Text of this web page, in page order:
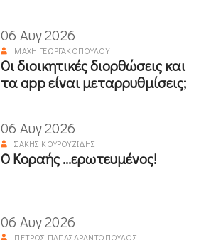
06 Αυγ 2026
ΜΆΧΗ ΓΕΩΡΓΑΚΟΠΟΎΛΟΥ
Οι διοικητικές διορθώσεις και
τα app είναι μεταρρυθμίσεις;
06 Αυγ 2026
ΣΆΚΗΣ ΚΟΥΡΟΥΖΊΔΗΣ
Ο Κοραής ...ερωτευμένος!
06 Αυγ 2026
ΠΈΤΡΟΣ ΠΑΠΑΣΑΡΑΝΤΌΠΟΥΛΟΣ